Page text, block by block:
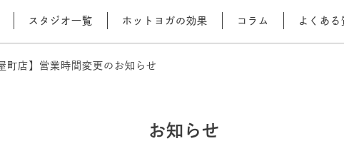
スタジオ一覧 ホットヨガの効果 コラム よくある
町店】営業時間変更のお知らせ
お知らせ